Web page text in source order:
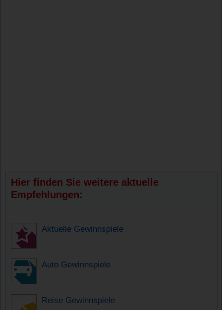
Hier finden Sie weitere aktuelle
Empfehlungen:
Aktuelle Gewinnspiele
Auto Gewinnspiele
Reise Gewinnspiele